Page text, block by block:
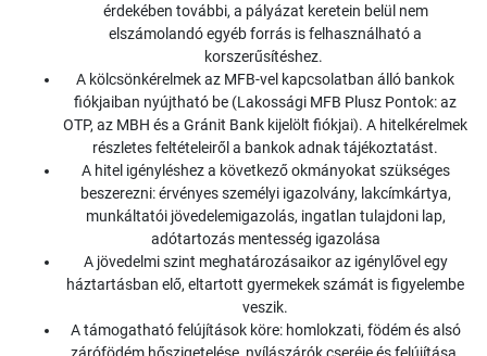
érdekében további, a pályázat keretein belül nem
elszámolandó egyéb forrás is felhasználható a
korszerűsítéshez.
A kölcsönkérelmek az MFB-vel kapcsolatban álló bankok
fiókjaiban nyújtható be (Lakossági MFB Plusz Pontok: az
OTP, az MBH és a Gránit Bank kijelölt fiókjai). A hitelkérelmek
részletes feltételeiről a bankok adnak tájékoztatást.
A hitel igényléshez a következő okmányokat szükséges
beszerezni: érvényes személyi igazolvány, lakcímkártya,
munkáltatói jövedelemigazolás, ingatlan tulajdoni lap,
adótartozás mentesség igazolása
A jövedelmi szint meghatározásaikor az igénylővel egy
háztartásban elő, eltartott gyermekek számát is figyelembe
veszik.
A támogatható felújítások köre: homlokzati, födém és alsó
zárófödém hőszigetelése, nyílászárók cseréje és felújítása,